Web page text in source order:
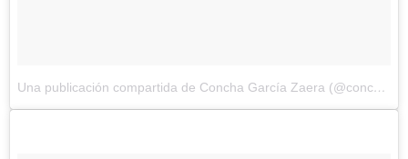
Una publicación compartida de Concha García Zaera (@conchagzaera)